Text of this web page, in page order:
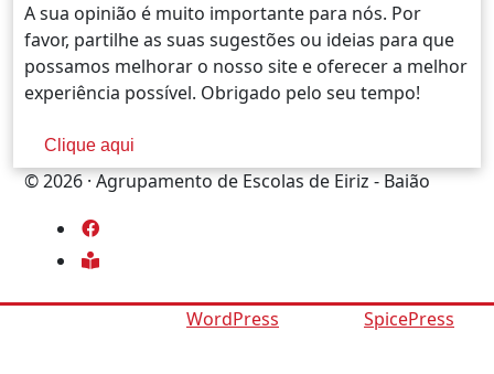
A sua opinião é muito importante para nós. Por
favor, partilhe as suas sugestões ou ideias para que
possamos melhorar o nosso site e oferecer a melhor
experiência possível. Obrigado pelo seu tempo!
Clique aqui
© 2026 · Agrupamento de Escolas de Eiriz - Baião
book-
WordPress SpicePress